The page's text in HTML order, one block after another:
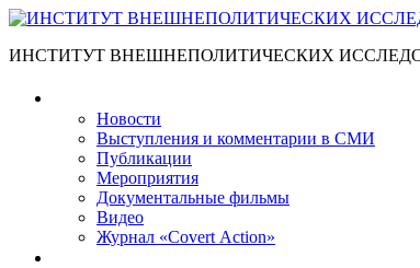
ИНСТИТУТ ВНЕШНЕПОЛИТИЧЕСКИХ
Новости
Выступления и коммента­рии в СМИ
Публикации
Мероприятия
Документальные фильмы
Видео
Журнал «Covert Action»